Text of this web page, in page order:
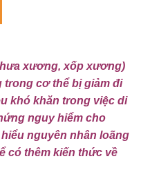
xương, xốp xương)
cơ thể bị giảm đi
khó khăn trong việc di
nguy hiểm cho
nguyên nhân loãng
có thêm kiến thức về